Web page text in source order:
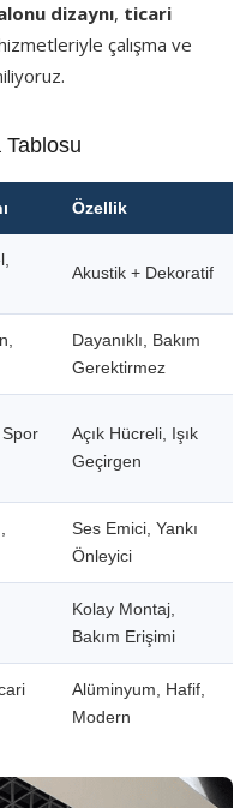
dizaynı, ticari
çalışma ve
Tablosu
Özellik
Akustik + Dekoratif
Dayanıklı, Bakım
Gerektirmez
Açık Hücreli, Işık
Geçirgen
Ses Emici, Yankı
Önleyici
Kolay Montaj,
Bakım Erişimi
Alüminyum, Hafif,
Modern